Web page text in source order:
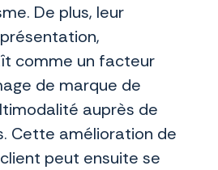
De plus, leur
comme un facteur
de marque de
auprès de
Cette amélioration de
peut ensuite se